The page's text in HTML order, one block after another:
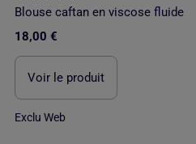
Blouse caftan en viscose fluide
18,00 €
Voir le produit
Exclu Web